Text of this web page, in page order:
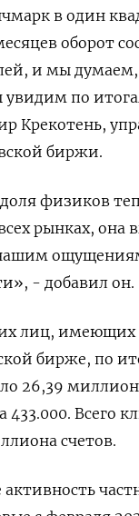
в один
оборот
и мы
по
Крекотень,
биржи.
физиков
рынках, она
- добавил он.
лиц, имеющих
бирже, по
26,39
433.000. Всего
счетов.